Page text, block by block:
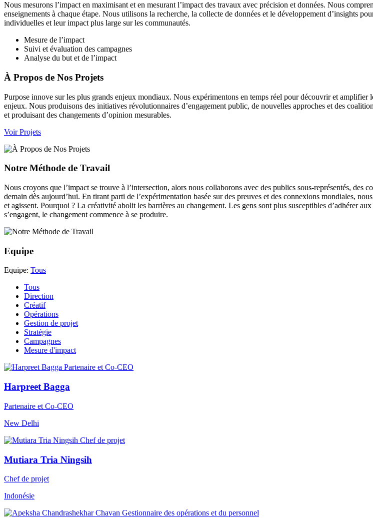
Nous mesurons l’impact en maximisant et en mesurant l’impact des travaux avec précision et données. Nous
enseignements à chaque étape. Nous utilisons la recherche, la collecte de données et le développement d’insights
individuelles et leur impact plus large sur les communautés.
Mesure de l’impact
Suivi et évaluation des campagnes
Analyse du but et de l’impact
À Propos de Nos Projets
Purpose innove sur les plus grands enjeux mondiaux. Nous expérimentons en temps réel pour découvrir et
enjeux. Nous produisons des initiatives révolutionnaires d’engagement public, de nouvelles approches et des
et produisant des changements d’opinion mesurables.
Voir Projets
Notre Méthode de Travail
Nous croyons que l’impact se trouve à l’intersection, alors nous collaborons avec des publics sous-représentés, des
demain dès aujourd’hui. En tirant parti de l’expérimentation basée sur des preuves et des connexions mondiales,
et agissent. Pourquoi ? La créativité abolit les barrières au changement. Les gens sont plus susceptibles d’adhérer
s’engagent, le changement commence à se produire.
Equipe
Equipe: Tous
Tous
Direction
Créatif
Opérations
Gestion de projet
Stratégie
Campagnes
Mesure d'impact
Harpreet Bagga
Partenaire et Co-CEO
New Delhi
Mutiara Tria Ningsih
Chef de projet
Indonésie